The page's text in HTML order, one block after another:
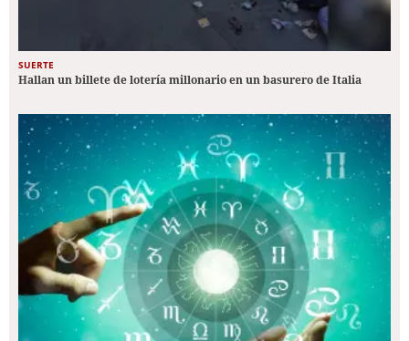
SUERTE
Hallan un billete de lotería millonario en un basurero de Italia